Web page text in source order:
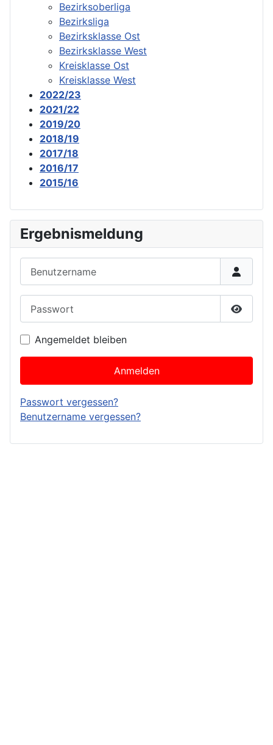
Bezirksoberliga
Bezirksliga
Bezirksklasse Ost
Bezirksklasse West
Kreisklasse Ost
Kreisklasse West
2022/23
2021/22
2019/20
2018/19
2017/18
2016/17
2015/16
Ergebnismeldung
Angemeldet bleiben
Anmelden
Passwort vergessen?
Benutzername vergessen?